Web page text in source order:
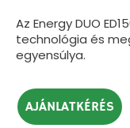
AJÁNLATKÉRÉS
Az Energy DUO
technológia és
egyensúlya.